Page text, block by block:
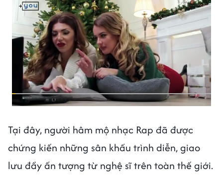
Tại đây, người hâm mộ nhạc Rap đã được
chứng kiến những sân khấu trình diễn, giao
lưu đầy ấn tượng từ nghệ sĩ trên toàn thế giới.